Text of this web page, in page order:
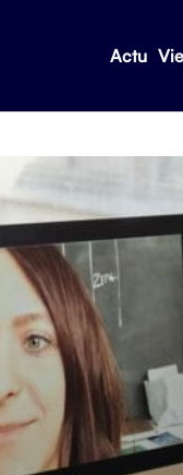
Actu